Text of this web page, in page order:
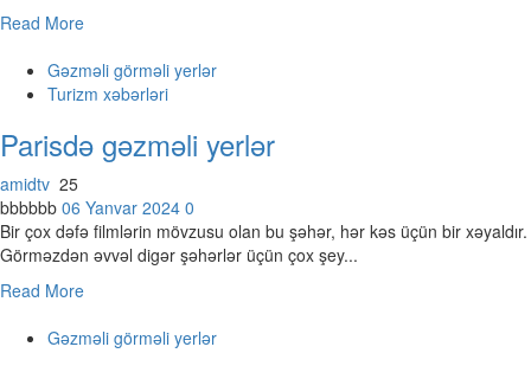
Read More
Gəzməli görməli yerlər
Turizm xəbərləri
Parisdə gəzməli yerlər
amidtv 25
bbbbbb 06 Yanvar 2024 0
Bir çox dəfə filmlərin mövzusu olan bu şəhər, hər kəs üçün bir xəyaldır.
Görməzdən əvvəl digər şəhərlər üçün çox şey...
Read More
Gəzməli görməli yerlər